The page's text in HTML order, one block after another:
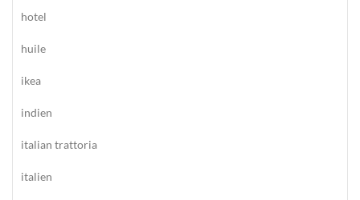
hotel
huile
ikea
indien
italian trattoria
italien